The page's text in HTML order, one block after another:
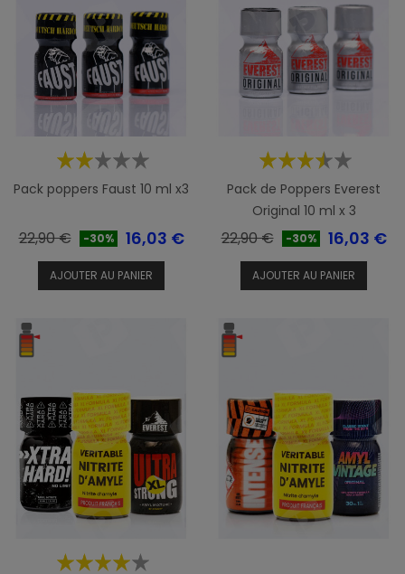
Pack poppers Faust 10 ml x3
Prix
base
22,90 € -30% Prix
16,03 €
AJOUTER AU PANIER
Pack de Poppers Everest
Original 10 ml x 3
Prix
base
22,90 € -30% Prix
16,03 €
AJOUTER AU PANIER